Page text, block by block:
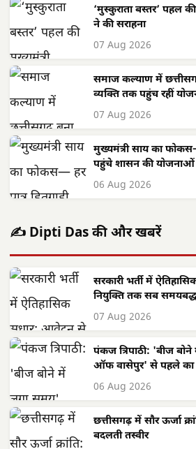
‘मुस्कुराता बस्तर’ पहल
ने की सराहना
07 Aug 2026
समाज कल्याण में
व्यक्ति तक पहुंच रहीं
07 Aug 2026
मुख्यमंत्री साय का फोकस—
पहुंचे शासन की
06 Aug 2026
✍️ Dipti Das की और खबरें
सरकारी भर्ती में
नियुक्ति तक सब
07 Aug 2026
पंकज त्रिपाठी: 'बीज
ऑफ वासेपुर' से पहले
06 Aug 2026
छत्तीसगढ़ में सौर ऊर्जा
बदलती तस्वीर